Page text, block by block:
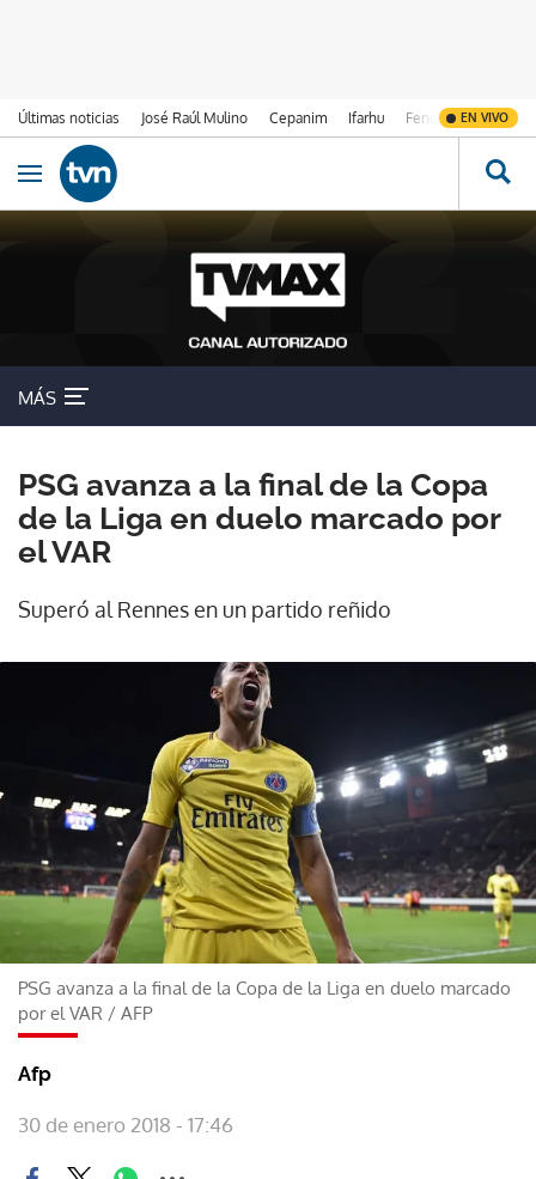
Últimas noticias José Raúl Mulino Cepanim Ifarhu Fenómeno de El
EN VIVO
Ir al contenido
Obrir navegació
MÁS
PSG avanza a la final de la Copa
de la Liga en duelo marcado por
el VAR
Superó al Rennes en un partido reñido
PSG avanza a la final de la Copa de la Liga en duelo marcado
por el VAR / AFP
Afp
30 de enero 2018 - 17:46